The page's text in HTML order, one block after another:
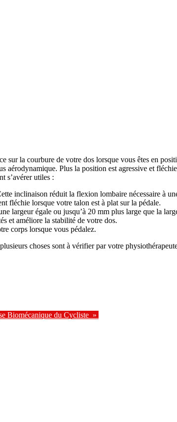
sur la courbure de votre dos lorsque vous êtes en
Plus la position est agressive et
s’avérer utiles :
inclinaison réduit la flexion lombaire nécessaire à
fléchie lorsque votre talon est à plat sur la pédale.
largeur égale ou jusqu’à 20 mm plus large que la
et améliore la stabilité de votre dos.
corps lorsque vous pédalez.
choses sont à vérifier par votre
Biomécanique du Cycliste »